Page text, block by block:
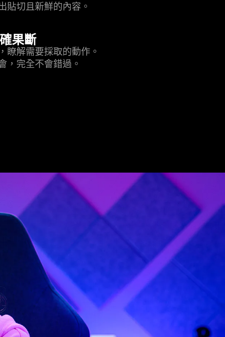
貼切且新鮮的內容。
果斷
瞭解需要採取的動作。
，完全不會錯過。